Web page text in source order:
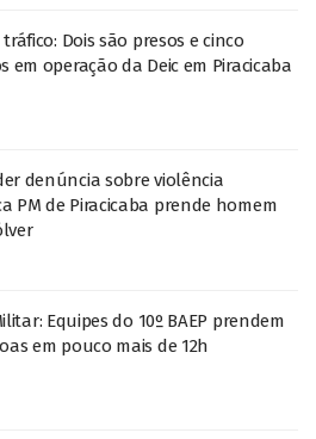
Dois são presos e cinco
em operação da Deic em Piracicaba
denúncia sobre violência
PM de Piracicaba prende homem
Equipes do 10º BAEP prendem
em pouco mais de 12h